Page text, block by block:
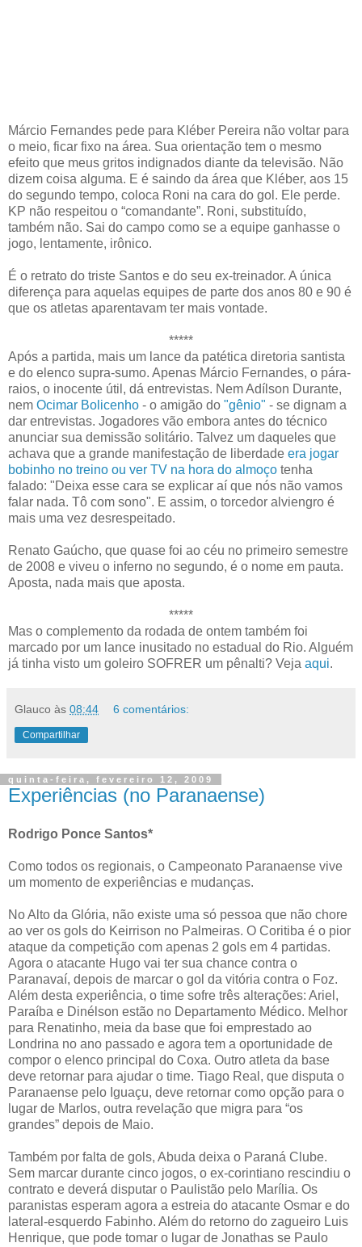
Márcio Fernandes pede para Kléber Pereira não voltar para
o meio, ficar fixo na área. Sua orientação tem o mesmo
efeito que meus gritos indignados diante da televisão. Não
dizem coisa alguma. E é saindo da área que Kléber, aos 15
do segundo tempo, coloca Roni na cara do gol. Ele perde.
KP não respeitou o “comandante”. Roni, substituído,
também não. Sai do campo como se a equipe ganhasse o
jogo, lentamente, irônico.
É o retrato do triste Santos e do seu ex-treinador. A única
diferença para aquelas equipes de parte dos anos 80 e 90 é
que os atletas aparentavam ter mais vontade.
*****
Após a partida, mais um lance da patética diretoria santista
e do elenco supra-sumo. Apenas Márcio Fernandes, o pára-
raios, o inocente útil, dá entrevistas. Nem Adílson Durante,
nem Ocimar Bolicenho - o amigão do "gênio" - se dignam a
dar entrevistas. Jogadores vão embora antes do técnico
anunciar sua demissão solitário. Talvez um daqueles que
achava que a grande manifestação de liberdade era jogar
bobinho no treino ou ver TV na hora do almoço tenha
falado: "Deixa esse cara se explicar aí que nós não vamos
falar nada. Tô com sono". E assim, o torcedor alviengro é
mais uma vez desrespeitado.
Renato Gaúcho, que quase foi ao céu no primeiro semestre
de 2008 e viveu o inferno no segundo, é o nome em pauta.
Aposta, nada mais que aposta.
*****
Mas o complemento da rodada de ontem também foi
marcado por um lance inusitado no estadual do Rio. Alguém
já tinha visto um goleiro SOFRER um pênalti? Veja aqui.
Glauco às 08:44 6 comentários:
Compartilhar
quinta-feira, fevereiro 12, 2009
Experiências (no Paranaense)
Rodrigo Ponce Santos*
Como todos os regionais, o Campeonato Paranaense vive
um momento de experiências e mudanças.
No Alto da Glória, não existe uma só pessoa que não chore
ao ver os gols do Keirrison no Palmeiras. O Coritiba é o pior
ataque da competição com apenas 2 gols em 4 partidas.
Agora o atacante Hugo vai ter sua chance contra o
Paranavaí, depois de marcar o gol da vitória contra o Foz.
Além desta experiência, o time sofre três alterações: Ariel,
Paraíba e Dinélson estão no Departamento Médico. Melhor
para Renatinho, meia da base que foi emprestado ao
Londrina no ano passado e agora tem a oportunidade de
compor o elenco principal do Coxa. Outro atleta da base
deve retornar para ajudar o time. Tiago Real, que disputa o
Paranaense pelo Iguaçu, deve retornar como opção para o
lugar de Marlos, outra revelação que migra para “os
grandes” depois de Maio.
Também por falta de gols, Abuda deixa o Paraná Clube.
Sem marcar durante cinco jogos, o ex-corintiano rescindiu o
contrato e deverá disputar o Paulistão pelo Marília. Os
paranistas esperam agora a estreia do atacante Osmar e do
lateral-esquerdo Fabinho. Além do retorno do zagueiro Luis
Henrique, que pode tomar o lugar de Jonathas se Paulo